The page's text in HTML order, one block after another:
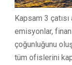
Kapsam 3
emisyonlar,
çoğunluğunu
tüm ofislerini